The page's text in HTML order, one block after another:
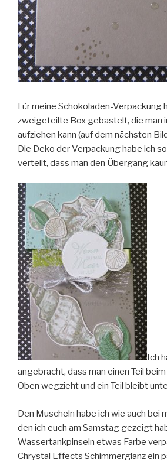
Für meine Schokoladen-Verpackung
zweigeteilte Box gebastelt, die man
aufziehen kann (auf dem nächsten
Die Deko der Verpackung habe ich
verteilt, dass man den Übergang
Ich
angebracht, dass man einen Teil
Oben wegzieht und ein Teil bleibt
Den Muscheln habe ich wie auch bei
den ich euch am Samstag gezeigt
Wassertankpinseln etwas Farbe
Chrystal Effects Schimmerglanz ein